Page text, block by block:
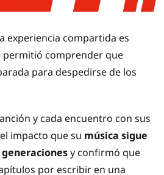
experiencia compartida es
permitió comprender que
para despedirse de los
y cada encuentro con sus
impacto que su música sigue
y confirmó que
por escribir en una